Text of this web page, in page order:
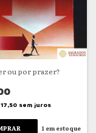
ou por prazer?
sem juros
1 em estoque